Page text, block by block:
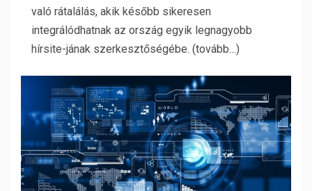
való rátalálás, akik később sikeresen
integrálódhatnak az ország egyik legnagyobb
hírsite-jának szerkesztőségébe. (tovább…)